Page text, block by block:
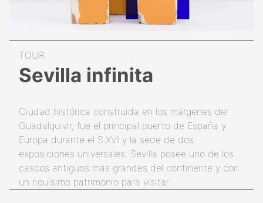
Sevilla infinita
Ciudad histórica construida en los márgenes del
Guadalquivir, fue el principal puerto de España y
Europa durante el S.XVI y la sede de dos
exposiciones universales. Sevilla posee uno de los
cascos antiguos más grandes del continente y con
un riquísimo patrimonio para visitar.